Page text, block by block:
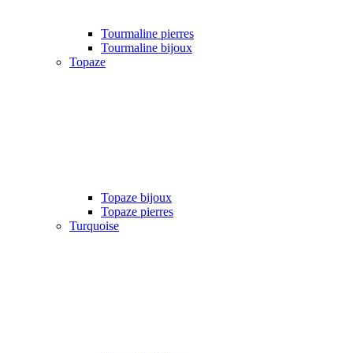
Tourmaline pierres
Tourmaline bijoux
Topaze
Topaze bijoux
Topaze pierres
Turquoise